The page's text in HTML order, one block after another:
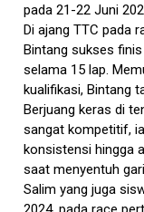
pada 21-22 Juni
Di ajang TTC pada
Bintang sukses
selama 15 lap.
kualifikasi, Bintang
Berjuang keras di
sangat kompetitif,
konsistensi hingga
saat menyentuh
Salim yang juga